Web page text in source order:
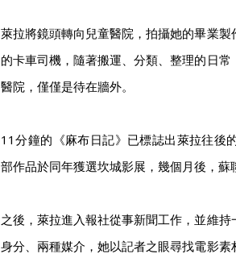
萊拉將鏡頭轉向兒童醫院，拍攝她的畢業
的卡車司機，隨著搬運、分類、整理的日
醫院，僅僅是待在牆外。
11分鐘的《麻布日記》已標誌出萊拉往後
部作品於同年獲選坎城影展，幾個月後，蘇
之後，萊拉進入報社從事新聞工作，並維
身分、兩種媒介，她以記者之眼尋找電影